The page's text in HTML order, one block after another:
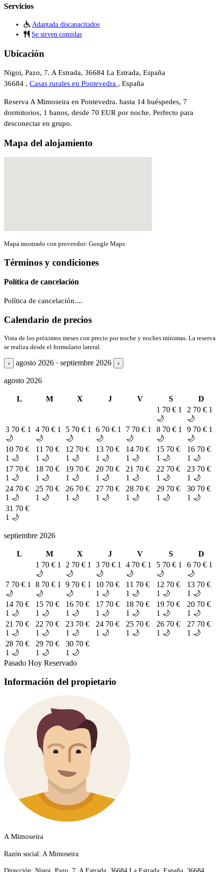
Servicios
Adaptada discapacitados
Se sirven comidas
Ubicación
Nigoi, Pazo, 7. A Estrada, 36684 La Estrada, España
36684 , Casas rurales en Pontevedra , España
Reserva A Mimoseira en Pontevedra. hasta 14 huéspedes, 7
dormitorios, 1 banos, desde 70 EUR por noche. Perfecto para
desconectar en grupo.
Mapa del alojamiento
Mapa mostrado con proveedor: Google Maps.
Términos y condiciones
Política de cancelación
Política de cancelación....
Calendario de precios
Vista de los próximos meses con precio por noche y noches mínimas. La reserva
se realiza desde el formulario lateral.
‹ agosto 2026 · septiembre 2026 ›
agosto 2026
L M X J V S
D
1 70 € 1
🌙
2 70 € 1
🌙
3 70 € 1
🌙
4 70 € 1
🌙
5 70 € 1
🌙
6 70 € 1
🌙
7 70 € 1
🌙
8 70 € 1
🌙
9 70 € 1
🌙
10 70 €
1 🌙
11 70 €
1 🌙
12 70 €
1 🌙
13 70 €
1 🌙
14 70 €
1 🌙
15 70 €
1 🌙
16 70 €
1 🌙
17 70 €
1 🌙
18 70 €
1 🌙
19 70 €
1 🌙
20 70 €
1 🌙
21 70 €
1 🌙
22 70 €
1 🌙
23 70 €
1 🌙
24 70 €
1 🌙
25 70 €
1 🌙
26 70 €
1 🌙
27 70 €
1 🌙
28 70 €
1 🌙
29 70 €
1 🌙
30 70 €
1 🌙
31 70 €
1 🌙
septiembre 2026
L M X J V S
D
1 70 € 1
🌙
2 70 € 1
🌙
3 70 € 1
🌙
4 70 € 1
🌙
5 70 € 1
🌙
6 70 € 1
🌙
7 70 € 1
🌙
8 70 € 1
🌙
9 70 € 1
🌙
10 70 €
1 🌙
11 70 €
1 🌙
12 70 €
1 🌙
13 70 €
1 🌙
14 70 €
1 🌙
15 70 €
1 🌙
16 70 €
1 🌙
17 70 €
1 🌙
18 70 €
1 🌙
19 70 €
1 🌙
20 70 €
1 🌙
21 70 €
1 🌙
22 70 €
1 🌙
23 70 €
1 🌙
24 70 €
1 🌙
25 70 €
1 🌙
26 70 €
1 🌙
27 70 €
1 🌙
28 70 €
1 🌙
29 70 €
1 🌙
30 70 €
1 🌙
Pasado Hoy Reservado
Información del propietario
A Mimoseira
Razón social: A Mimoseira